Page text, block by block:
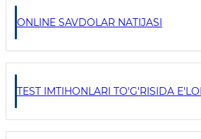
ONLINE SAVDOLAR NATIJASI
TEST IMTIHONLARI TO'G'RISIDA